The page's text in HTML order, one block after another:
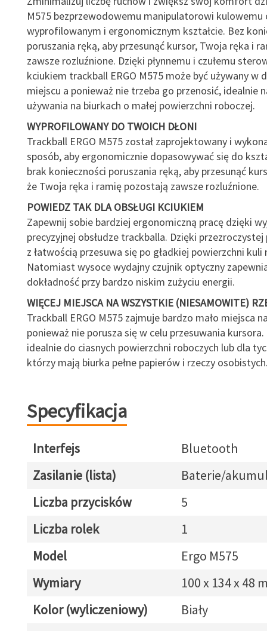
M575 bezprzewodowemu manipulatorowi kulowemu
wyprofilowanym i ergonomicznym kształcie. Bez
poruszania ręką, aby przesunąć kursor, Twoja ręka i
zawsze rozluźnione. Dzięki płynnemu i czułemu
kciukiem trackball ERGO M575 może być używany w
miejscu a ponieważ nie trzeba go przenosić, idealnie
używania na biurkach o małej powierzchni roboczej.
WYPROFILOWANY DO TWOICH DŁONI
Trackball ERGO M575 został zaprojektowany i
sposób, aby ergonomicznie dopasowywać się do
brak konieczności poruszania ręką, aby przesunąć
że Twoja ręka i ramię pozostają zawsze rozluźnione.
POWIEDZ TAK DLA OBSŁUGI KCIUKIEM
Zapewnij sobie bardziej ergonomiczną pracę dzięki
precyzyjnej obsłudze trackballa. Dzięki przezroczystej
z łatwością przesuwa się po gładkiej powierzchni
Natomiast wysoce wydajny czujnik optyczny
dokładność przy bardzo niskim zużyciu energii.
WIĘCEJ MIEJSCA NA WSZYSTKIE (NIESAMOWITE)
Trackball ERGO M575 zajmuje bardzo mało miejsca
ponieważ nie porusza się w celu przesuwania kursora.
idealnie do ciasnych powierzchni roboczych lub dla
którzy mają biurka pełne papierów i rzeczy
Specyfikacja
Interfejs
Bluetooth
Zasilanie (lista)
Baterie/
Liczba przycisków
5
Liczba rolek
1
Model
Ergo M575
Wymiary
100 x 134 x 48
Kolor (wyliczeniowy)
Biały